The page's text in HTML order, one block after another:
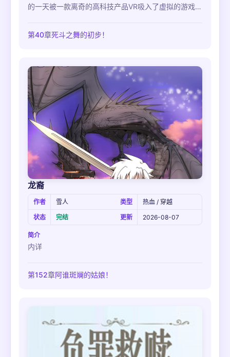
的一天被一款离奇的高科技产品VR吸入了虚拟的游戏世
身在游戏世界中的事实，只好为了生存去做任务、去升
第40章死斗之舞的初步！
龙裔
作者 雪人 类型
热血 / 穿越
状态
完结 更新 2026-08-07
简介
内详
第152章阿谁斑斓的姑娘！